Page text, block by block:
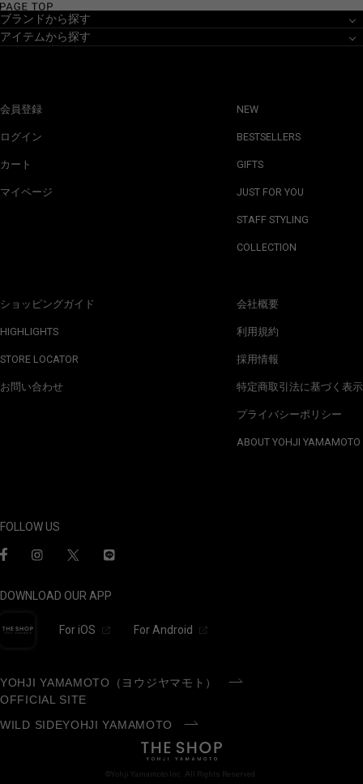
ブランドから探す
アイテムから探す
会員登録
ログイン
カート
マイページ
ショッピングガイド
HIGHLIGHTS
STORE LOCATOR
お問い合わせ
NEW
BESTSELLERS
GIFTS
JUST FOR YOU
STAFF STYLING
COLLECTION
会社概要
利用規約
採用情報
特定商取引法に基づく表示
プライバシーポリシー
ABOUT YOHJI YAMAMOTO
FOLLOW US
DOWNLOAD OUR APP
For iOS For Android
YOHJI YAMAMOTO（ヨウジヤマモト）
OFFICIAL SITE
WILD SIDEYOHJI YAMAMOTO
©Yohji Yamamoto Inc. All Rights Reserved.